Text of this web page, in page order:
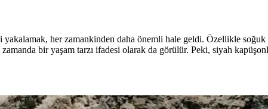
yakalamak, her zamankinden daha önemli hale geldi. Özellikle
bir yaşam tarzı ifadesi olarak da görülür. Peki, siyah